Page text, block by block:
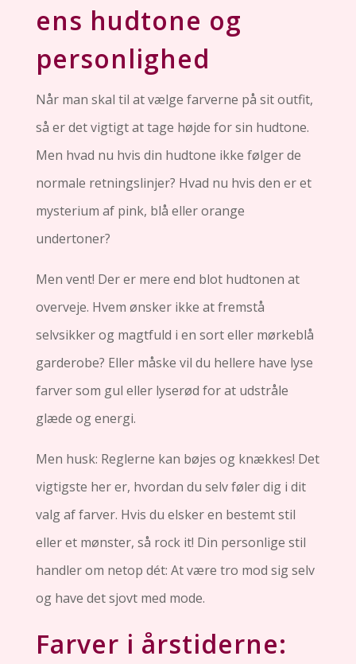
ens hudtone og
personlighed
Når man skal til at vælge farverne på sit outfit,
så er det vigtigt at tage højde for sin hudtone.
Men hvad nu hvis din hudtone ikke følger de
normale retningslinjer? Hvad nu hvis den er et
mysterium af pink, blå eller orange
undertoner?
Men vent! Der er mere end blot hudtonen at
overveje. Hvem ønsker ikke at fremstå
selvsikker og magtfuld i en sort eller mørkeblå
garderobe? Eller måske vil du hellere have lyse
farver som gul eller lyserød for at udstråle
glæde og energi.
Men husk: Reglerne kan bøjes og knækkes! Det
vigtigste her er, hvordan du selv føler dig i dit
valg af farver. Hvis du elsker en bestemt stil
eller et mønster, så rock it! Din personlige stil
handler om netop dét: At være tro mod sig selv
og have det sjovt med mode.
Farver i årstiderne: